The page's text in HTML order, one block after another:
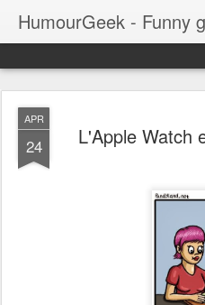
APR
24 L'Apple Watch